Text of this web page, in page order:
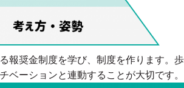
報奨金制度を学び、制度を作ります。歩
ベーションと連動することが大切です。